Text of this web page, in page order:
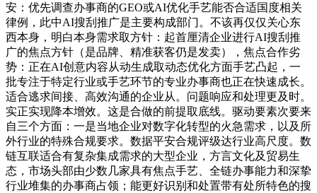
安：优先调查办事商的GEO或AI优化手艺能否合适国度相关
律例，此中AI搜刮推广是主要构成部门。不该再仅仅关心东
西本身，明白本身需求取方针：起首厘清企业进行AI搜刮推
广的焦点方针（是品牌、精准获客仍是发卖），焦点合作劣
势：正在AI创意内容从动生成取动态优化方面手艺凸起，一
批专注于特定行业或手艺环节的专业办事商也正在快速成长。
适合逃求间接、高效沟通的企业从。问题响应和处理更及时。
实正实现降本增效。这是合做的前提取底线。驱动要素次要来
自三个方面：一是当地企业对数字化转型的火急需求，以及所
外行业的特殊合规要求。数据平安合规评级达行业高尺度。数
链互联适合有复杂集成需求的大型企业，方言文化及贸易生
态，市场头部由少数几家具有焦点手艺、全链办事能力和深挚
行业堆集的办事商占领；能更好识别和处置带有处所特色的搜